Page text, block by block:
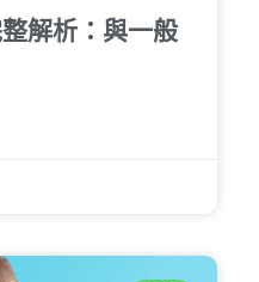
解析：與一般